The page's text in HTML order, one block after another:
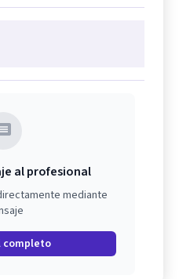
al profesional
mediante
completo